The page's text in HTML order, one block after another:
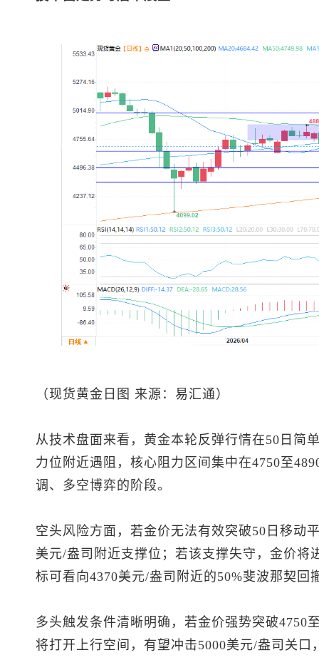
（现货黄金 日图 来源：易汇通）
从技术盘面来看，黄金本轮反弹行情在50日简
力位附近遇阻，核心阻力区间集中在4750至
调、多空博弈的阶段。
空头风险方面，若金价无法有效突破50日移动
美元/盎司附近支撑位；若该支撑失守，金价将
标可看向4370美元/盎司附近的50%斐波那契回
多头触发条件清晰明确，若金价强势突破4750
将打开上行空间，有望冲击5000美元/盎司关